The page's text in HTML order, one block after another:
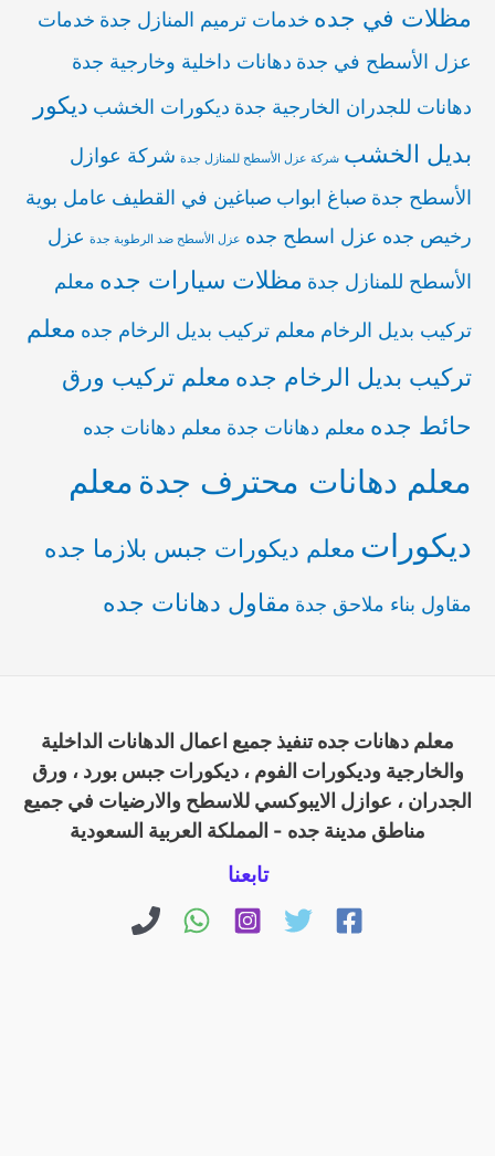
مظلات في جده خدمات ترميم المنازل جدة خدمات
عزل الأسطح في جدة دهانات داخلية وخارجية جدة
دهانات للجدران الخارجية جدة ديكورات الخشب ديكور
بديل الخشب شركة عزل الأسطح للمنازل جدة شركة عوازل
الأسطح جدة صباغ ابواب صباغين في القطيف عامل بوية
رخيص جده عزل اسطح جده عزل الأسطح ضد الرطوبة جدة عزل
الأسطح للمنازل جدة مظلات سيارات جده معلم
تركيب بديل الرخام معلم تركيب بديل الرخام جده معلم
تركيب بديل الرخام جده معلم تركيب ورق
حائط جده معلم دهانات جدة معلم دهانات جده
معلم دهانات محترف جدة معلم
ديكورات معلم ديكورات جبس بلازما جده
مقاول بناء ملاحق جدة مقاول دهانات جده
معلم دهانات جده تنفيذ جميع اعمال الدهانات الداخلية
والخارجية وديكورات الفوم ، ديكورات جبس بورد ، ورق
الجدران ، عوازل الايبوكسي للاسطح والارضيات في جميع
مناطق مدينة جده - المملكة العربية السعودية
تابعنا